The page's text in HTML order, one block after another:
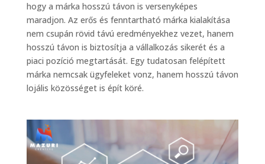
hogy a márka hosszú távon is versenyképes
maradjon. Az erős és fenntartható márka kialakítása
nem csupán rövid távú eredményekhez vezet, hanem
hosszú távon is biztosítja a vállalkozás sikerét és a
piaci pozíció megtartását. Egy tudatosan felépített
márka nemcsak ügyfeleket vonz, hanem hosszú távon
lojális közösséget is épít köré.